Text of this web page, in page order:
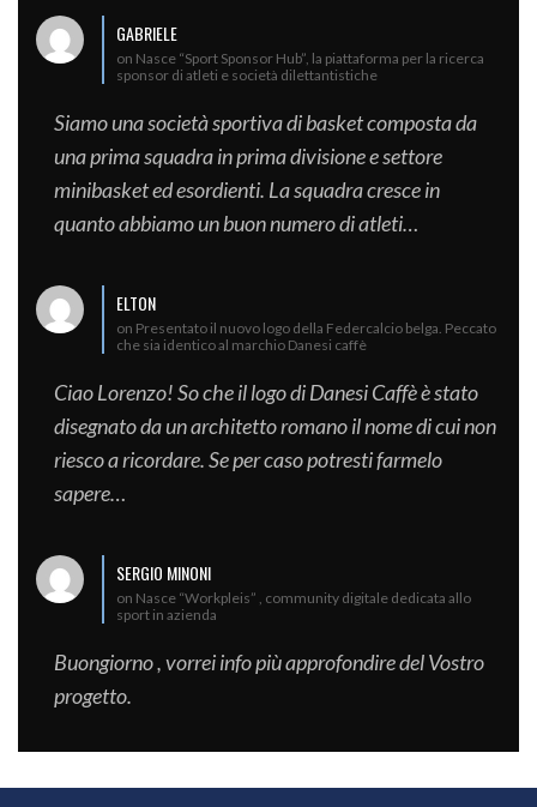
GABRIELE
on Nasce “Sport Sponsor Hub”, la piattaforma per la ricerca
sponsor di atleti e società dilettantistiche
Siamo una società sportiva di basket composta da
una prima squadra in prima divisione e settore
minibasket ed esordienti. La squadra cresce in
quanto abbiamo un buon numero di atleti…
ELTON
on Presentato il nuovo logo della Federcalcio belga. Peccato
che sia identico al marchio Danesi caffè
Ciao Lorenzo! So che il logo di Danesi Caffè è stato
disegnato da un architetto romano il nome di cui non
riesco a ricordare. Se per caso potresti farmelo
sapere…
SERGIO MINONI
on Nasce “Workpleis” , community digitale dedicata allo
sport in azienda
Buongiorno , vorrei info più approfondire del Vostro
progetto.